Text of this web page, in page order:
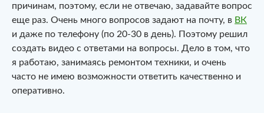
причинам, поэтому, если не отвечаю, задавайте вопрос
еще раз. Очень много вопросов задают на почту, в ВК
и даже по телефону (по 20-30 в день). Поэтому решил
создать видео с ответами на вопросы. Дело в том, что
я работаю, занимаясь ремонтом техники, и очень
часто не имею возможности ответить качественно и
оперативно.